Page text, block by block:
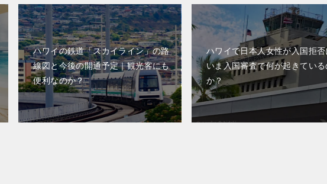
ハワイの鉄道「スカイライン」の路
線図と今後の開通予定｜観光客にも
便利なのか？
ハワイで日本人女性が入国拒
いま入国審査で何が起きている
か？